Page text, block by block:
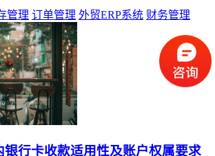
管理 订单管理 外贸ERP系统 财务管理
银行卡收款适用性及账户权属要求